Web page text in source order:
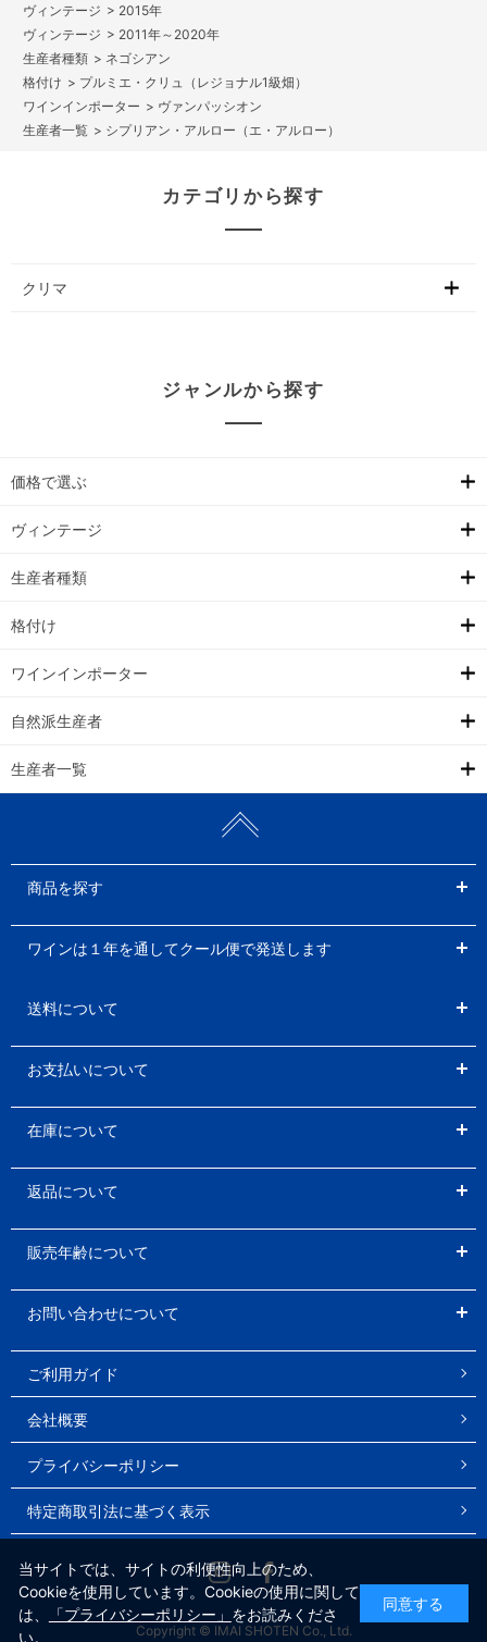
> 2015年
> 2011年～2020年
> ネゴシアン
> プルミエ・クリュ（レジョナル1級畑）
> ヴァンパッシオン
> シプリアン・アルロー（エ・アルロー）
カテゴリから探す
クリマ
ジャンルから探す
価格で選ぶ
ヴィンテージ
生産者種類
格付け
ワインインポーター
自然派生産者
生産者一覧
商品を探す
ワインは１年を通してクール便で発送します
送料について
お支払いについて
在庫について
返品について
販売年齢について
お問い合わせについて
ご利用ガイド
会社概要
プライバシーポリシー
特定商取引法に基づく表示
Instagram
Copyright © IMAI SHOTEN Co., Ltd.
当サイトでは、サイトの利便性向上のため、
Cookieを使用しています。Cookieの使用に関して
は、
「プライバシーポリシー」 をお読みくださ
い。
同意する